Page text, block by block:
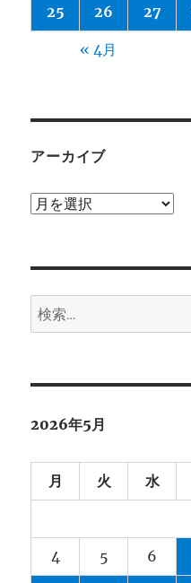
25 26 27
« 4月
アーカイブ
ア
検
索:
2026年5月
月 火 水
4 5 6